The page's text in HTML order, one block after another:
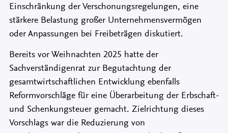
Einschränkung der Verschonungsregelungen, eine
stärkere Belastung großer Unternehmensvermögen
oder Anpassungen bei Freibeträgen diskutiert.
Bereits vor Weihnachten 2025 hatte der
Sachverständigenrat zur Begutachtung der
gesamtwirtschaftlichen Entwicklung ebenfalls
Reformvorschläge für eine Überarbeitung der Erbschaft-
und Schenkungsteuer gemacht. Zielrichtung dieses
Vorschlags war die Reduzierung von